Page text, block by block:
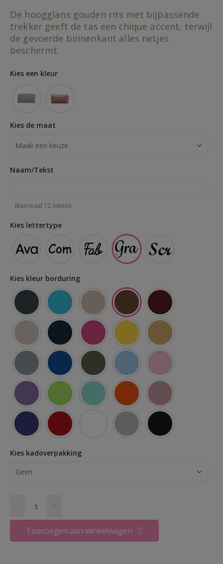
De hoogglans gouden rits met bijpassende
trekker geeft de tas een chique accent, terwijl
de gevoerde binnenkant alles netjes
beschermt.
Kies een kleur
Kies de maat
Naam/Tekst
Maximaal 12 tekens
Kies lettertype
Kies kleur borduring
Kies kadoverpakking
Toevoegen aan winkelwagen